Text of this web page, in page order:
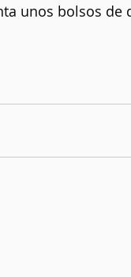
unos bolsos de